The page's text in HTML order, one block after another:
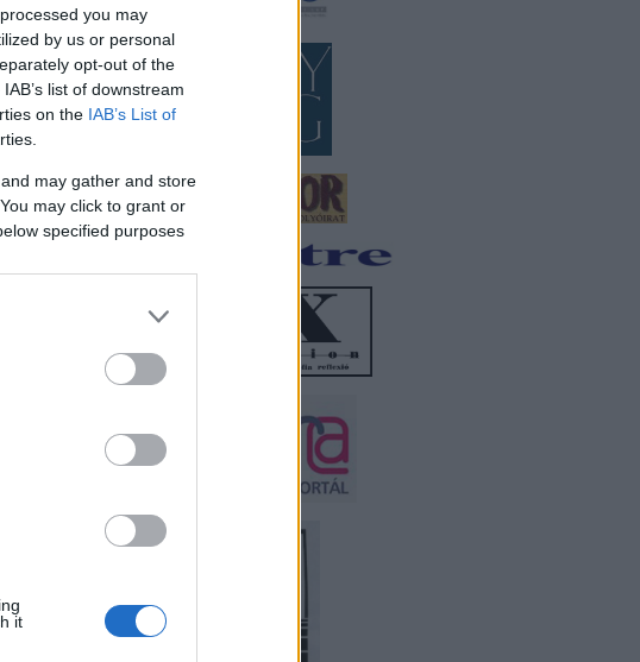
you may
by us or personal
opt-out of the
list of downstream
on the IAB’s List of
may gather and store
may click to grant or
specified purposes
it